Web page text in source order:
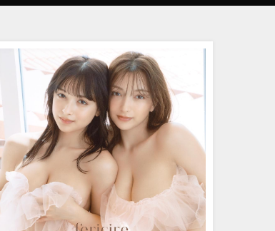
4K UPSCALING CLUB
篠崎愛【4K】（2023年08月25
日） | 4K UPSCALING CLUBさ
んより
08/25/2023
【1st写真集】「まるごと
しました。【メイキング】
ぴ / marupiさんより
11/07/2023